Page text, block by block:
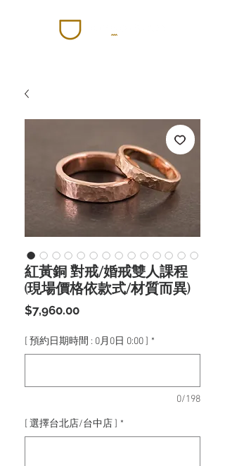
紅黃銅 對戒/婚戒雙人課程
(現場價格依款式/材質而異)
$7,960.00價
[ 預約日期時間 : 0月0日 0:00 ] *
0/198
[ 選擇台北店/台中店 ] *